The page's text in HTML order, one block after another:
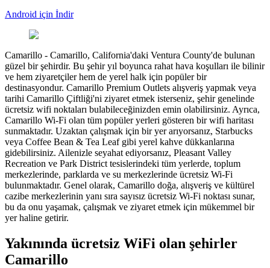
Android için İndir
Camarillo - Camarillo, California'daki Ventura County'de bulunan
güzel bir şehirdir. Bu şehir yıl boyunca rahat hava koşulları ile bilinir
ve hem ziyaretçiler hem de yerel halk için popüler bir
destinasyondur. Camarillo Premium Outlets alışveriş yapmak veya
tarihi Camarillo Çiftliği'ni ziyaret etmek isterseniz, şehir genelinde
ücretsiz wifi noktaları bulabileceğinizden emin olabilirsiniz. Ayrıca,
Camarillo Wi-Fi olan tüm popüler yerleri gösteren bir wifi haritası
sunmaktadır. Uzaktan çalışmak için bir yer arıyorsanız, Starbucks
veya Coffee Bean & Tea Leaf gibi yerel kahve dükkanlarına
gidebilirsiniz. Ailenizle seyahat ediyorsanız, Pleasant Valley
Recreation ve Park District tesislerindeki tüm yerlerde, toplum
merkezlerinde, parklarda ve su merkezlerinde ücretsiz Wi-Fi
bulunmaktadır. Genel olarak, Camarillo doğa, alışveriş ve kültürel
cazibe merkezlerinin yanı sıra sayısız ücretsiz Wi-Fi noktası sunar,
bu da onu yaşamak, çalışmak ve ziyaret etmek için mükemmel bir
yer haline getirir.
Yakınında ücretsiz WiFi olan şehirler
Camarillo